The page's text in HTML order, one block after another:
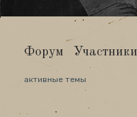
Форум Участники
активные темы